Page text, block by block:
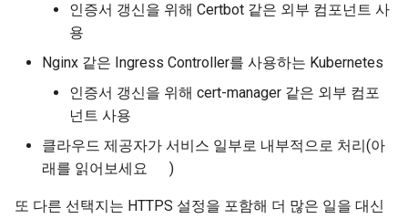
프론트엔드
정적 파일
디버깅
인증서 갱신을 위해 Certbot 같은 외부 컴포넌트 사
용
Nginx 같은 Ingress Controller를 사용하는 Kubernetes
인증서 갱신을 위해 cert-manager 같은 외부 컴포
넌트 사용
클라우드 제공자가 서비스 일부로 내부적으로 처리(아
래를 읽어보세요 👇)
또 다른 선택지는 HTTPS 설정을 포함해 더 많은 일을 대신